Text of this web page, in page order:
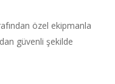
özel ekipmanla
güvenli şekilde